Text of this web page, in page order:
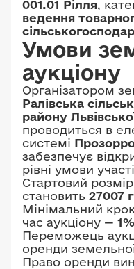
001.01 Рілля,
ведення
Умови
аукціону
Організатором
Ралівська
району
проводиться в
системі
забезпечує
рівні умови
Стартовий
становить 27007
Мінімальний
час аукціону — 1%
Переможець
оренди
Право оренди